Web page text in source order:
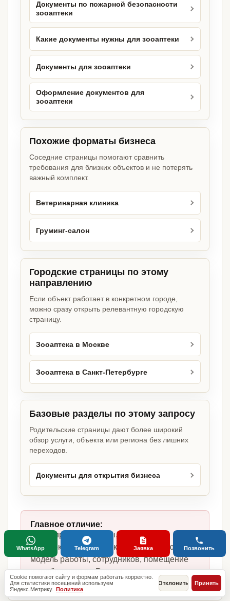
Документы по пожарной безопасности
зооаптеки
Какие документы нужны для зооаптеки
Документы для зооаптеки
Оформление документов для
зооаптеки
Похожие форматы бизнеса
Соседние страницы помогают сравнить
требования для близких объектов и не потерять
важный комплект.
Ветеринарная клиника
Груминг-салон
Городские страницы по этому
направлению
Если объект работает в конкретном городе,
можно сразу открыть релевантную городскую
страницу.
Зооаптека в Москве
Зооаптека в Санкт-Петербурге
Базовые разделы по этому запросу
Родительские страницы дают более широкий
обзор услуги, объекта или региона без лишних
переходов.
Документы для открытия бизнеса
Главное отличие:
не копируем шаблоны, а собираем
комплект под зооаптеку, фактическую
модель работы, сотрудников, помещение
и требования по России.
Cookie помогают сайту и формам работать корректно.
Для статистики посещений используем
Яндекс.Метрику. Политика
Отклонить Принять
WhatsApp Telegram Заявка Позвонить